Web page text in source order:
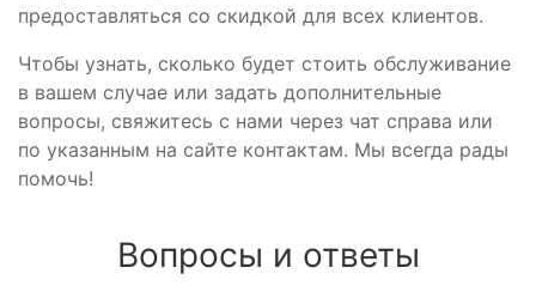
предоставляться со скидкой для всех клиентов.
Чтобы узнать, сколько будет стоить обслуживание
в вашем случае или задать дополнительные
вопросы, свяжитесь с нами через чат справа или
по указанным на сайте контактам. Мы всегда рады
помочь!
Вопросы и ответы